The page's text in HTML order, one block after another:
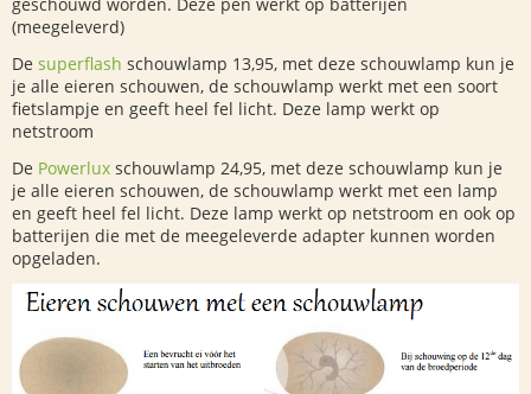
geschouwd worden. Deze pen werkt op batterijen
(meegeleverd)
De superflash schouwlamp 13,95, met deze schouwlamp kun je
je alle eieren schouwen, de schouwlamp werkt met een soort
fietslampje en geeft heel fel licht. Deze lamp werkt op
netstroom
De Powerlux schouwlamp 24,95, met deze schouwlamp kun je
je alle eieren schouwen, de schouwlamp werkt met een lamp
en geeft heel fel licht. Deze lamp werkt op netstroom en ook op
batterijen die met de meegeleverde adapter kunnen worden
opgeladen.